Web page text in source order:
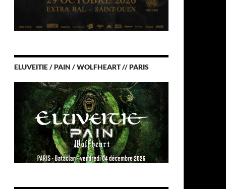
ELUVEITIE / PAIN / WOLFHEART // PARIS